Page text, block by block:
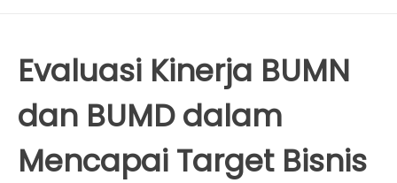
Evaluasi Kinerja BUMN
dan BUMD dalam
Mencapai Target Bisnis